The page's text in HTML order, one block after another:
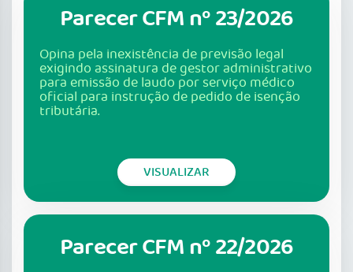
Parecer CFM nº 23/2026
Opina pela inexistência de previsão legal
exigindo assinatura de gestor administrativo
para emissão de laudo por serviço médico
oficial para instrução de pedido de isenção
tributária.
VISUALIZAR
Parecer CFM nº 22/2026